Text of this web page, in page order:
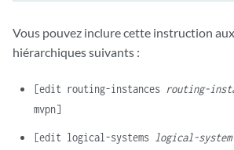
Vous pouvez inclure cette instruction
hiérarchiques suivants :
[edit routing-instances routing-
mvpn]
[edit logical-systems logical-